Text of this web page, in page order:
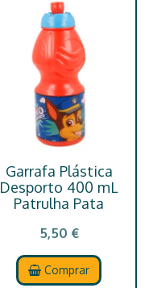
Garrafa Plástica
Desporto 400 mL
Patrulha Pata
5,50 €
Comprar